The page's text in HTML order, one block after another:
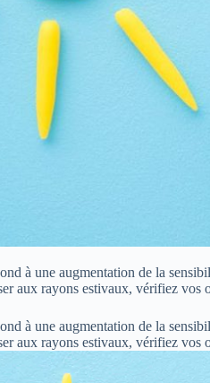
à une augmentation de la
aux rayons estivaux, vérifiez
à une augmentation de la
aux rayons estivaux, vérifiez